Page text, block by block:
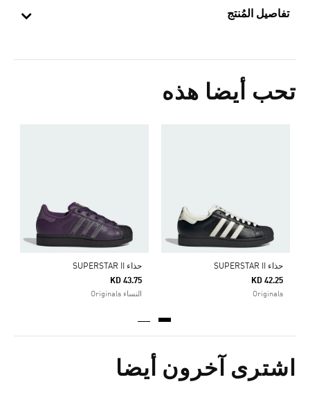
تفاصيل المُنتج
تحب أيضا هذه
حذاء SUPERSTAR II
KD 42.25
Originals
حذاء SUPERSTAR II
KD 43.75
النساء Originals
اشترى آخرون أيضا